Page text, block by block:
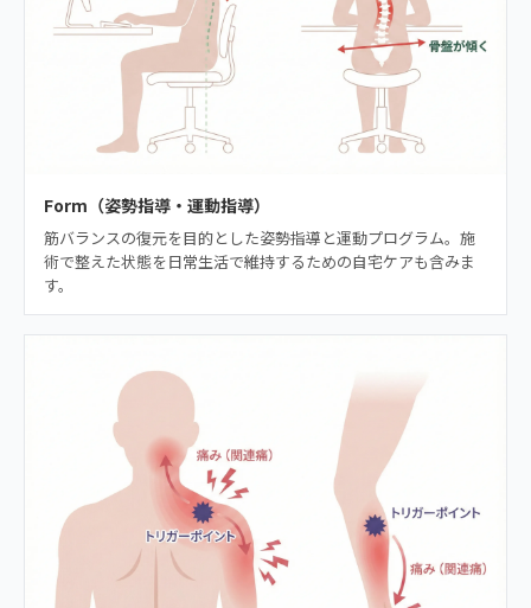
Form（姿勢指導・運動指導）
筋バランスの復元を目的とした姿勢指導と運動プログラム。施
術で整えた状態を日常生活で維持するための自宅ケアも含みま
す。